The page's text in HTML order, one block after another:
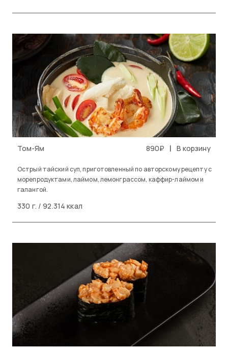
Том-Ям 890₽ | В корзину
Острый тайский суп, приготовленный по авторскому рецепту с
морепродуктами, лаймом, лемонграссом, каффир-лаймом и
галангой.
330 г. / 92.314 ккал